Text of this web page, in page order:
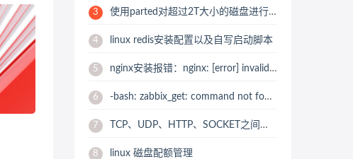
3 使用parted对超过2T大小的磁盘进行GPT分区划分
4 linux redis安装配置以及自写启动脚本
5 nginx安装报错：nginx: [error] invalid PID number “” in “/usr/local/nginx/logs/nginx.pid” 解决办法
6 -bash: zabbix_get: command not found报错解决办法之zabbix_get 安装
7 TCP、UDP、HTTP、SOCKET之间的区别与联系
8 linux 磁盘配额管理